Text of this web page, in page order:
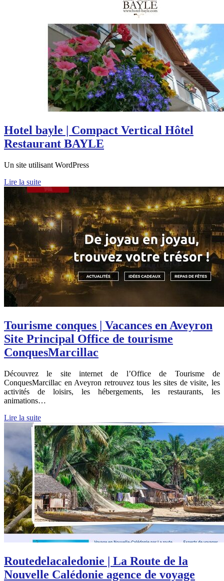
Hotel bayle | Compact Vertical Hôtel
Restaurant BAYLE
Un site utilisant WordPress
Lire la suite
Tourisme conques | Vacances en Aveyron
Site Principal Office de tourisme
ConquesMarcillac
Découvrez le site internet de l’Office de Tourisme de
ConquesMarcillac en Aveyron retrouvez tous les sites de visite, les
activités de loisirs, les hébergements, les restaurants, les
animations…
Lire la suite
Routedelacaledo­nie | La Route de la
Nouvelle Calédonie agence de voyage